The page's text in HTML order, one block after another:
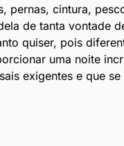
pernas, cintura,
de tanta vontade
quiser, pois
uma noite
exigentes e que